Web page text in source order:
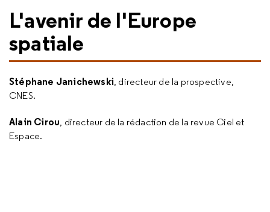
L'avenir de l'Europe
spatiale
Stéphane Janichewski, directeur de la prospective,
CNES.
Alain Cirou, directeur de la rédaction de la revue Ciel et
Espace.